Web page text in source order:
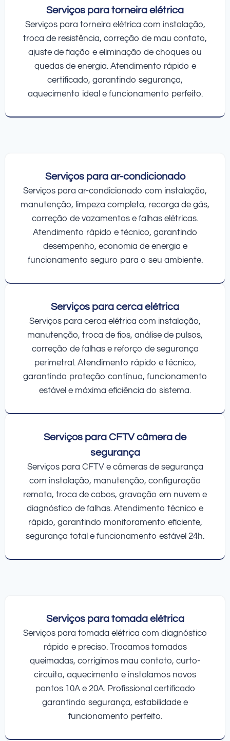
Serviços para torneira elétrica
Serviços para torneira elétrica com instalação,
troca de resistência, correção de mau contato,
ajuste de fiação e eliminação de choques ou
quedas de energia. Atendimento rápido e
certificado, garantindo segurança,
aquecimento ideal e funcionamento perfeito.
Serviços para ar-condicionado
Serviços para ar-condicionado com instalação,
manutenção, limpeza completa, recarga de gás,
correção de vazamentos e falhas elétricas.
Atendimento rápido e técnico, garantindo
desempenho, economia de energia e
funcionamento seguro para o seu ambiente.
Serviços para cerca elétrica
Serviços para cerca elétrica com instalação,
manutenção, troca de fios, análise de pulsos,
correção de falhas e reforço de segurança
perimetral. Atendimento rápido e técnico,
garantindo proteção contínua, funcionamento
estável e máxima eficiência do sistema.
Serviços para CFTV câmera de
segurança
Serviços para CFTV e câmeras de segurança
com instalação, manutenção, configuração
remota, troca de cabos, gravação em nuvem e
diagnóstico de falhas. Atendimento técnico e
rápido, garantindo monitoramento eficiente,
segurança total e funcionamento estável 24h.
Serviços para tomada elétrica
Serviços para tomada elétrica com diagnóstico
rápido e preciso. Trocamos tomadas
queimadas, corrigimos mau contato, curto-
circuito, aquecimento e instalamos novos
pontos 10A e 20A. Profissional certificado
garantindo segurança, estabilidade e
funcionamento perfeito.